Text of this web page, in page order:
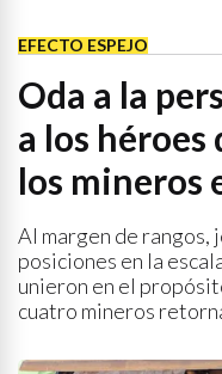
EFECTO ESPEJO
Oda a la
a los héroes
los mineros
Al margen de
posiciones en la
unieron en el
cuatro mineros